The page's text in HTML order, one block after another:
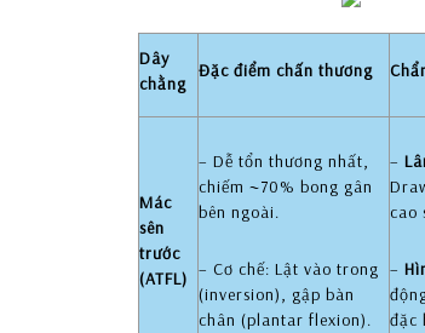
Dây
chằng
Đặc điểm chấn thương
Mác
sên
trước
(ATFL)
– Dễ tổn thương nhất,
chiếm ~70% bong gân
bên ngoài.
– Cơ chế: Lật vào trong
(inversion), gập bàn
chân (plantar flexion).
–
cao
–
đặc